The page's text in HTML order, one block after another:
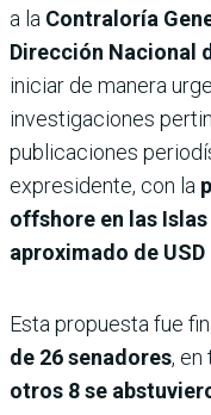
a la Contraloría
Dirección Nacional
iniciar de manera
investigaciones
publicaciones
expresidente, con la
offshore en las
aproximado de USD
Esta propuesta fue
de 26 senadores, en
otros 8 se